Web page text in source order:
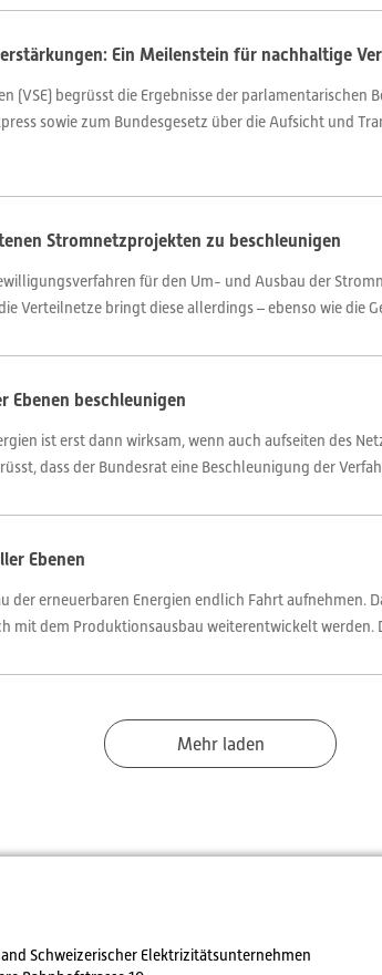
Ein Meilenstein für nachhaltige
(VSE) begrüsst die Ergebnisse der parlamentarischen
sowie zum Bundesgesetz über die Aufsicht und
Stromnetzprojekten zu beschleunigen
für den Um- und Ausbau der
Verteilnetze bringt diese allerdings – ebenso wie die
Ebenen beschleunigen
ist erst dann wirksam, wenn auch aufseiten des
dass der Bundesrat eine Beschleunigung der
Ebenen
der erneuerbaren Energien endlich Fahrt aufnehmen.
mit dem Produktionsausbau weiterentwickelt werden.
Mehr laden
Schweizerischer Elektrizitätsunternehmen